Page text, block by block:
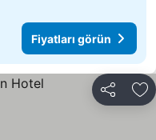
Fiyatları görün
Paylaş